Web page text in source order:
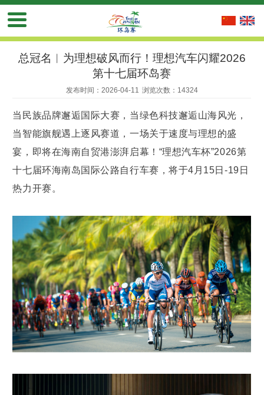
总冠名︱为理想破风而行！理想汽车闪耀2026
第十七届环岛赛
发布时间：2026-04-11 浏览次数：14324
当民族品牌邂逅国际大赛，当绿色科技邂逅山海风光，
当智能旗舰遇上逐风赛道，一场关于速度与理想的盛
宴，即将在海南自贸港澎湃启幕！“理想汽车杯”2026第
十七届环海南岛国际公路自行车赛，将于4月15日-19日
热力开赛。